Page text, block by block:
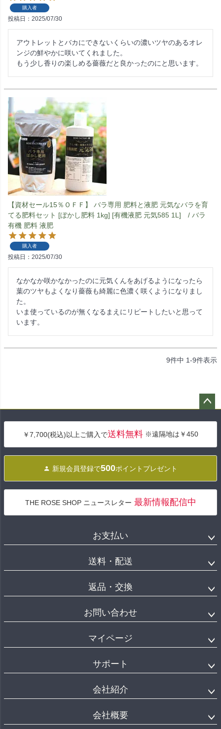
購入者
投稿日 2025/07/30
アウトレットとバカにできないくらいの濃いツヤのあるオレ
ンジの鮮やかに咲いてくれました。
もう少し香りの楽しめる薔薇だと良かったのにと思います。
【資材セール15％ＯＦＦ】 バラ専用 肥料と液肥 元気なバラを育
てる肥料セット [ぼかし肥料 1kg] [有機液肥 元気585 1L] / バラ
有機 肥料 液肥
購入者
投稿日 2025/07/30
なかなか咲かなかったのに元気くんをあげるようになったら
葉のツヤもよくなり薔薇も綺麗に色濃く咲くようになりまし
た。
いま使っているのが無くなるまえにリピートしたいと思って
います。
9件中 1-9件表示
へ
￥7,700(税込)以上ご購入で送料無料 ※遠隔地は￥450
新規会員登録で500ポイントプレゼント
THE ROSE SHOP ニュースレター 最新情報配信中
お支払い
送料・配送
返品・交換
お問い合わせ
マイページ
サポート
会社紹介
会社概要